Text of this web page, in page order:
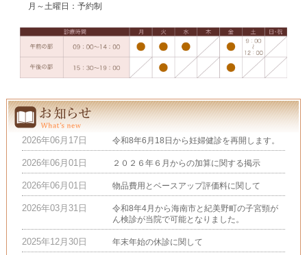
月～土曜日：予約制
2026年06月17日 令和8年6月18日から妊婦健診を再開します。
2026年06月01日 ２０２６年６月からの加算に関する掲示
2026年06月01日 物品費用とベースアップ評価料に関して
2026年03月31日
令和8年4月から海南市と紀美野町の子宮頸が
ん検診が当院で可能となりました。
2025年12月30日 年末年始の休診に関して